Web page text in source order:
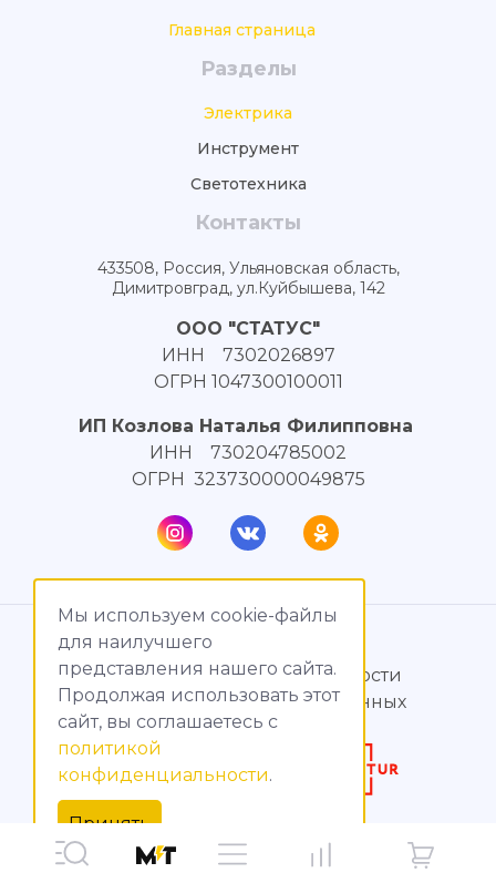
Мы используем cookie-файлы
для наилучшего
представления нашего сайта.
Продолжая использовать этот
сайт, вы соглашаетесь c
политикой
конфиденциальности.
Принять
Главная страница
Разделы
Электрика
Инструмент
Светотехника
Контакты
433508, Россия, Ульяновская область,
Димитровград, ул.Куйбышева, 142
ООО "СТАТУС"
ИНН 7302026897
ОГРН 1047300100011
ИП Козлова Наталья Филипповна
ИНН 730204785002
ОГРН 323730000049875
© МагияТока, 2015 – 2026
Политика конфиденциальности
Обработка персональных данных
Создание сайтов
Продвижение сайтов